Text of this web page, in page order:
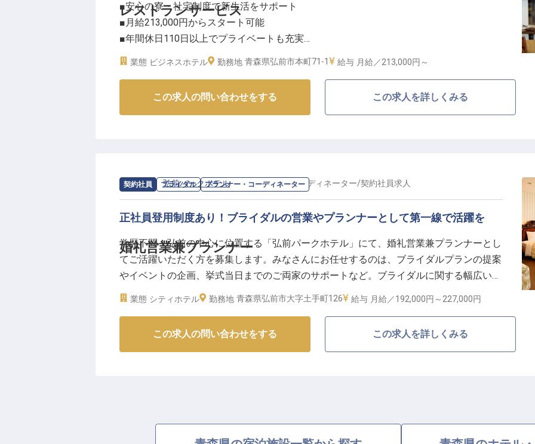
管理など、ホテル製菓の専門性も身につきます。資格取得支援制度を活用して、さらなる
スキルアップも可能！ 育児・介護短時間勤務制度など、長く働き続けられる環境も整っ
ています。駅から徒歩1分という好立地で、通勤も便利。あなたの製菓技術で、お客様と
津軽の架け橋になりませんか？
レストランサービス
■安心の寮・社宅制度で新生活をサポート
■月給213,000円からスタート可能
■年間休日110日以上でプライベートも充実
■時間外勤務なしでワークライフバランス
お客様に心温まるひとときをお届けするため、レストランサービススタッフとしてご活躍
いただきます。
あなたの細やかな気配りが、お客様の笑顔へと繋がります。
ーー【成長を支える充実の環境とキャリアパス】
生をご用意しています。
社員ホテル優待制度でプライベートも充実させながら、資格取得支援制度で自身のスキル
アップも目指せます。
業界問わず接客経験をお持ちの方、PCの基本操作ができる方を歓迎。
※2026年03月09日時点の情報です
業態 ビジネスホテル 勤務地 青森県弘前市本町71-1 給与 月給／213,000円～
この求人の問い合わせをする この求人を詳しくみる
契約社員 ブライダル プランナー・コーディネーター
婚礼営業兼プランナー
求人情報： 弘前パークホテルのプランナー・コーディネーター/契約社員求人
正社員登用制度あり！ブライダルの営業やプランナーとして第一線で活躍を
学歴不問！弘前の中心に位置する「弘前パークホテル」にて、婚礼営業兼プランナーとし
てご活躍いただく方を募集します。みなさんにお任せするのは、ブライダルプランの提案
やイベントの企画、挙式当日までのご両家のサポートなど。ブライダルに関する幅広い業
務に携わるため、これまでの経験やアイデアを存分に活かすことができます。年間休日は
業態 シティホテル 勤務地 青森県弘前市大字土手町126 給与 月給／192,000円～ 227,000円
この求人の問い合わせをする この求人を詳しくみる